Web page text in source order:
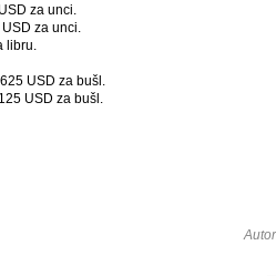
za unci.
za unci.
libru.
USD za bušl.
USD za bušl.